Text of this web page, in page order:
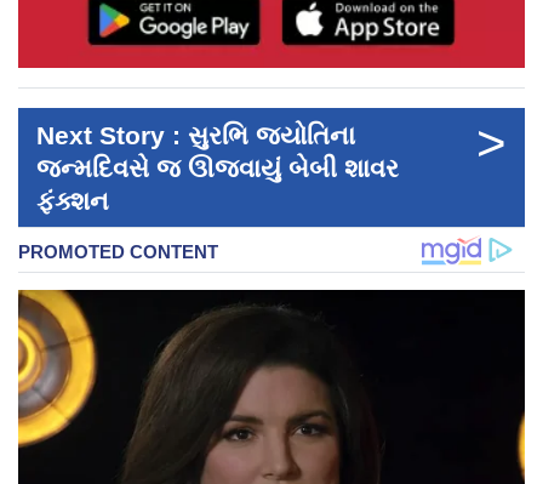
Next Story : સુરભિ જ્યોતિના
જન્મદિવસે જ ઊજવાયું બેબી શાવર
ફંક્શન
>